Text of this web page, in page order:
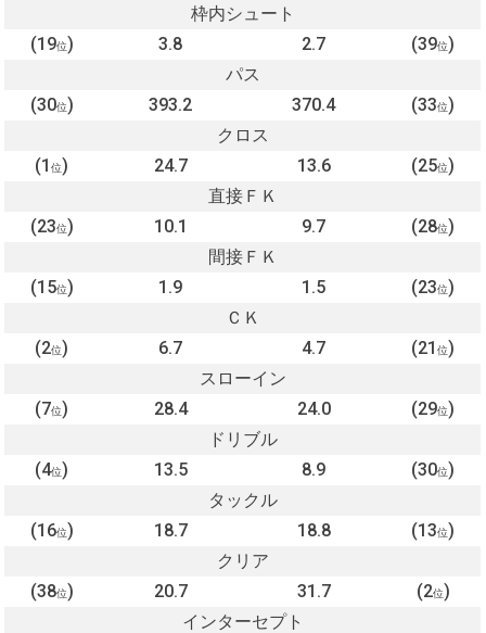
枠内シュート
(19位) 3.8 2.7 (39位)
パス
(30位) 393.2 370.4 (33位)
クロス
(1位) 24.7 13.6 (25位)
直接ＦＫ
(23位) 10.1 9.7 (28位)
間接ＦＫ
(15位) 1.9 1.5 (23位)
ＣＫ
(2位) 6.7 4.7 (21位)
スローイン
(7位) 28.4 24.0 (29位)
ドリブル
(4位) 13.5 8.9 (30位)
タックル
(16位) 18.7 18.8 (13位)
クリア
(38位) 20.7 31.7 (2位)
インターセプト